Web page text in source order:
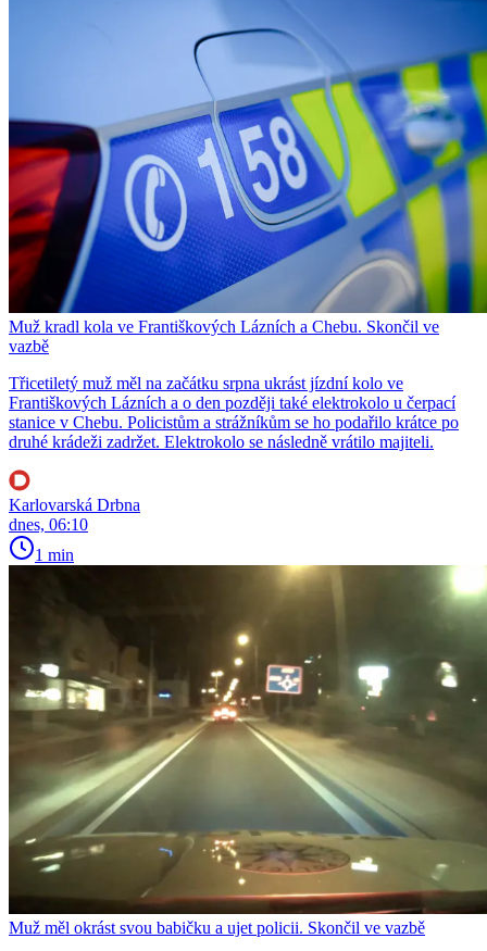
Muž kradl kola ve Františkových Lázních a Chebu. Skončil ve
vazbě
Třicetiletý muž měl na začátku srpna ukrást jízdní kolo ve
Františkových Lázních a o den později také elektrokolo u čerpací
stanice v Chebu. Policistům a strážníkům se ho podařilo krátce po
druhé krádeži zadržet. Elektrokolo se následně vrátilo majiteli.
Karlovarská Drbna
dnes, 06:10
1 min
Muž měl okrást svou babičku a ujet policii. Skončil ve vazbě